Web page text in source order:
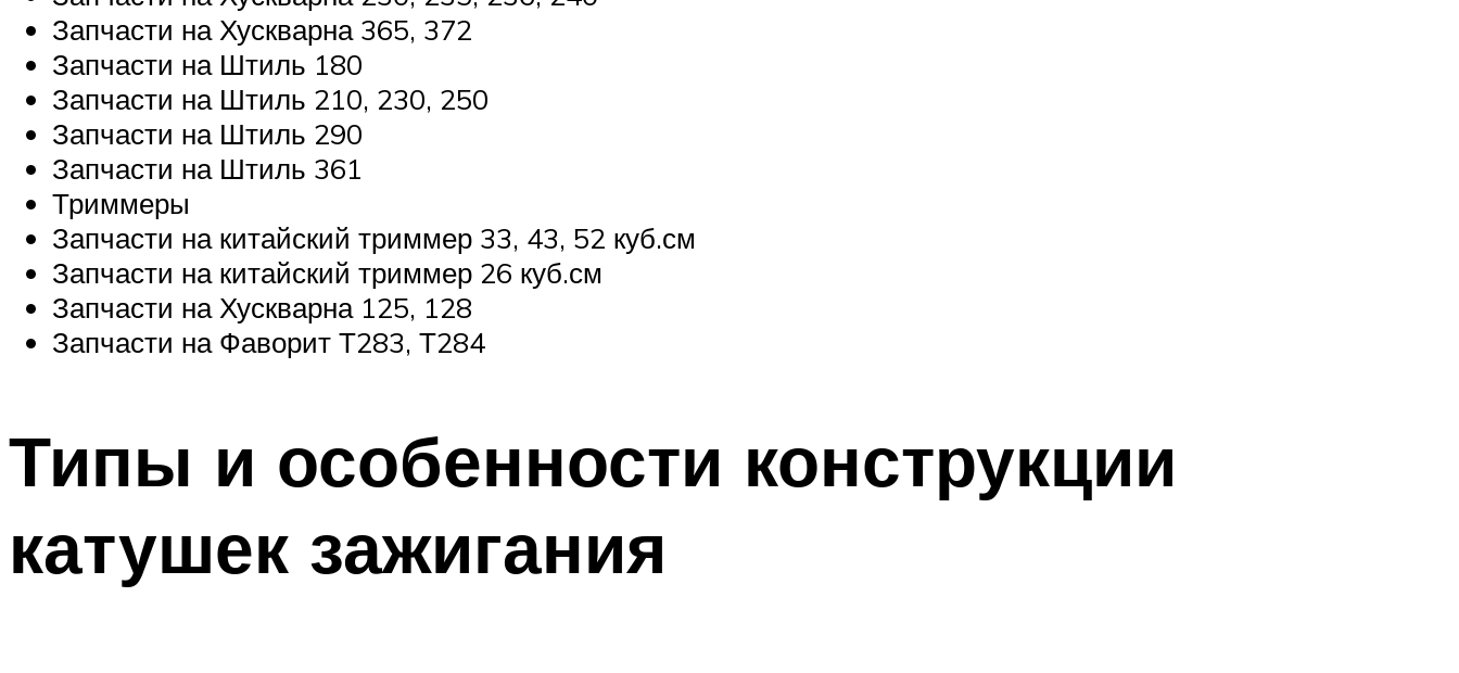
Запчасти на Хускварна 365, 372
Запчасти на Штиль 180
Запчасти на Штиль 210, 230, 250
Запчасти на Штиль 290
Запчасти на Штиль 361
Триммеры
Запчасти на китайский триммер 33, 43, 52 куб.см
Запчасти на китайский триммер 26 куб.см
Запчасти на Хускварна 125, 128
Запчасти на Фаворит Т283, Т284
Типы и особенности конструкции
катушек зажигания